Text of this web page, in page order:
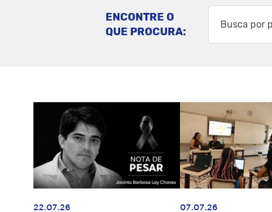
ENCONTRE O
QUE PROCURA:
22.07.26 07.07.26